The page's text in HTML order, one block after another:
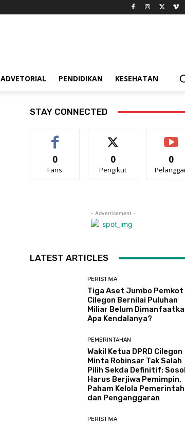
ADVETORIAL PENDIDIKAN KESEHATAN
STAY CONNECTED
0
Fans
0
Pengikut
0
- Advertisement -
LATEST ARTICLES
PERISTIWA
Tiga Aset Jumbo Pemkot
Cilegon Bernilai Puluhan
Miliar Belum
Apa Kendalanya?
PEMERINTAHAN
Wakil Ketua DPRD Cilegon
Minta Robinsar Tak Salah
Pilih Sekda Definitif:
Harus Berjiwa Pemimpin,
Paham Kelola
dan Penganggaran
PERISTIWA